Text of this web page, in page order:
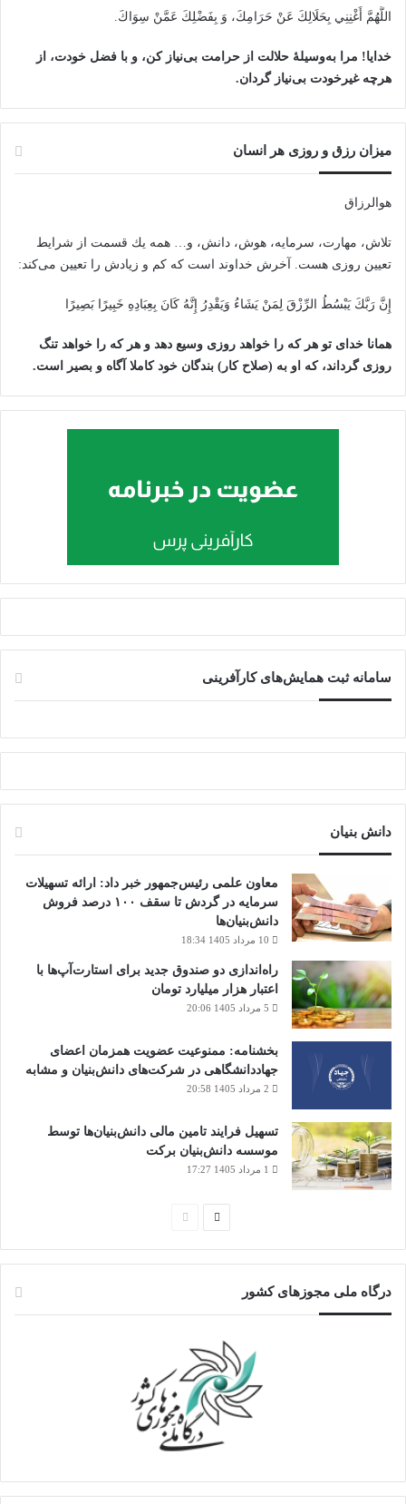
اللَّهُمَّ أَغْنِنِي بِحَلَالِكَ عَنْ حَرَامِكَ، وَ بِفَضْلِكَ عَمَّنْ سِوَاكَ‏.
خدایا! مرا به‌وسیلۀ حلالت از حرامت بی‌نیاز کن، و با فضل خودت، از
هرچه غیرخودت بی‌نیاز گردان.
میزان رزق و روزی هر انسان
هوالرزاق
تلاش، مهارت، سرمايه، هوش، دانش، و… همه يك قسمت از شرايط
تعيين روزى هست. آخرش خداوند است كه كم و زيادش را تعيين مى‌كند:
إِنَّ رَبَّكَ يَبْسُطُ الرِّزْقَ لِمَنْ يَشَاءُ وَيَقْدِرُ إِنَّهُ كَانَ بِعِبَادِهِ خَبِيرًا بَصِيرًا
همانا خدای تو هر که را خواهد روزی وسیع دهد و هر که را خواهد تنگ
روزی گرداند، که او به (صلاح کار) بندگان خود کاملا آگاه و بصیر است.
سامانه ثبت همایش‌های کارآفرینی
دانش‌ بنیان‌
معاون علمی رئیس‌جمهور خبر داد: ارائه تسهیلات
سرمایه در گردش تا سقف ۱۰۰ درصد فروش
دانش‌بنیان‌ها
10 مرداد 1405 18:34
راه‌اندازی دو صندوق جدید برای استارت‌آپ‌ها با
اعتبار هزار میلیارد تومان
5 مرداد 1405 20:06
بخشنامه: ممنوعیت عضویت همزمان اعضای
جهاددانشگاهی در شرکت‌های دانش‌بنیان و مشابه
2 مرداد 1405 20:58
تسهیل فرایند تامین مالی دانش‌بنیان‌ها توسط
موسسه دانش‌بنیان برکت
1 مرداد 1405 17:27
صفحه
درگاه ملی مجوزهای کشور